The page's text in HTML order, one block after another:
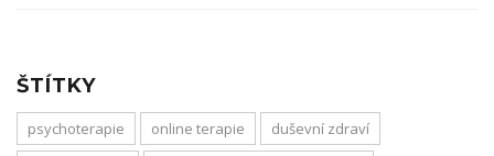
ŠTÍTKY
psychoterapie online terapie
duševní zdraví